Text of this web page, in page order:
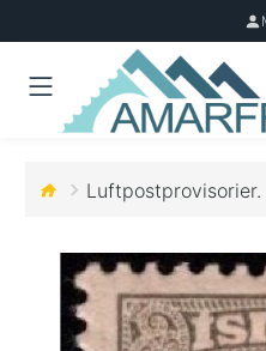
Luftpostprovisorier.